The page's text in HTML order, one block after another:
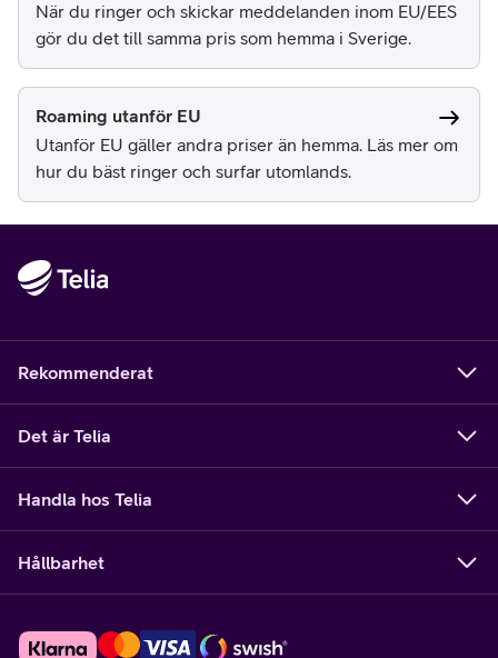
När du ringer och skickar meddelanden inom EU/EES
gör du det till samma pris som hemma i Sverige.
Roaming utanför EU
Utanför EU gäller andra priser än hemma. Läs mer om
hur du bäst ringer och surfar utomlands.
Rekommenderat
Det är Telia
Handla hos Telia
Hållbarhet